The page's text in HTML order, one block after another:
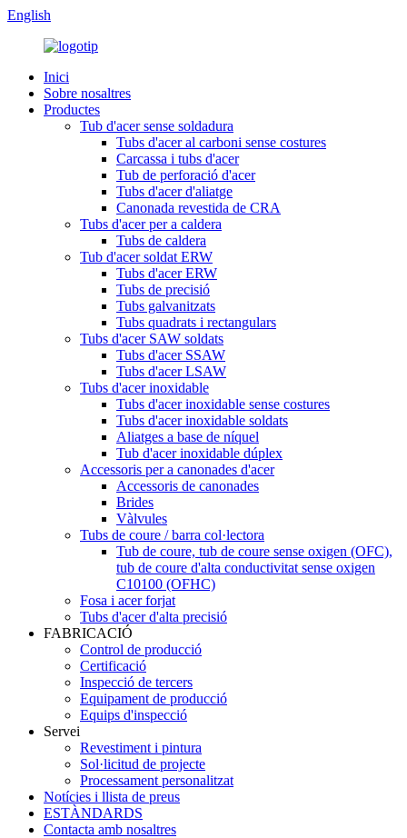
English
Inici
Sobre nosaltres
Productes
Tub d'acer sense soldadura
Tubs d'acer al carboni sense costures
Carcassa i tubs d'acer
Tub de perforació d'acer
Tubs d'acer d'aliatge
Canonada revestida de CRA
Tubs d'acer per a caldera
Tubs de caldera
Tub d'acer soldat ERW
Tubs d'acer ERW
Tubs de precisió
Tubs galvanitzats
Tubs quadrats i rectangulars
Tubs d'acer SAW soldats
Tubs d'acer SSAW
Tubs d'acer LSAW
Tubs d'acer inoxidable
Tubs d'acer inoxidable sense costures
Tubs d'acer inoxidable soldats
Aliatges a base de níquel
Tub d'acer inoxidable dúplex
Accessoris per a canonades d'acer
Accessoris de canonades
Brides
Vàlvules
Tubs de coure / barra col·lectora
Tub de coure, tub de coure sense oxigen (OFC),
tub de coure d'alta conductivitat sense oxigen
C10100 (OFHC)
Fosa i acer forjat
Tubs d'acer d'alta precisió
FABRICACIÓ
Control de producció
Certificació
Inspecció de tercers
Equipament de producció
Equips d'inspecció
Servei
Revestiment i pintura
Sol·licitud de projecte
Processament personalitzat
Notícies i llista de preus
ESTÀNDARDS
Contacta amb nosaltres